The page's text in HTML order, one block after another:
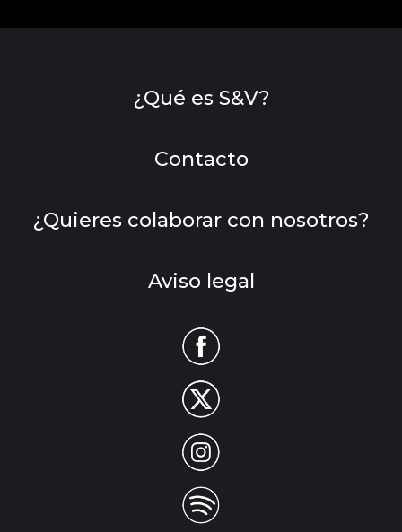
¿Qué es S&V?
Contacto
¿Quieres colaborar con nosotros?
Aviso legal